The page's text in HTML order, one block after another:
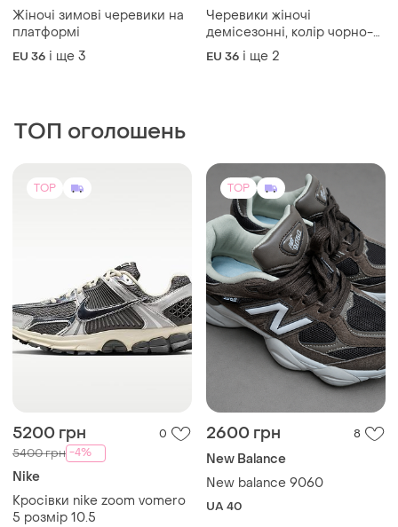
Жіночі зимові черевики на
платформі
EU 36 і ще 3
Черевики жіночі
демісезонні, колір чорно-
білий
EU 36 і ще 2
ТОП оголошень
TOP
5200 грн 0
5400 грн -4%
Nike
Кросівки nike zoom vomero
5 розмір 10.5
TOP
2600 грн 8
New Balance
New balance 9060
UA 40